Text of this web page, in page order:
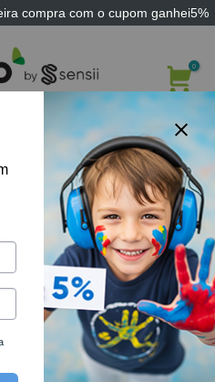
compra com o cupom ganhei5%
– 5 Brinquedos